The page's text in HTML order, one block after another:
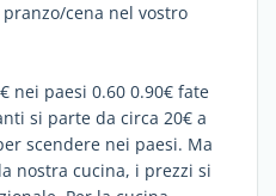
cena nel vostro
nei paesi 0.60 0.90€ fate
si parte da circa 20€ a
scendere nei paesi. Ma
nostra cucina, i prezzi si